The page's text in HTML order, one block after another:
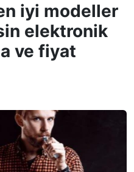
iyi modeller
elektronik
ve fiyat